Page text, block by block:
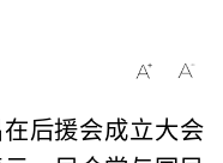
后援会成立大会